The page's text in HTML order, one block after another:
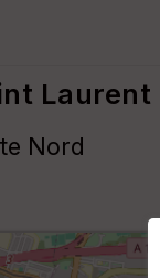
Laurent
Nord